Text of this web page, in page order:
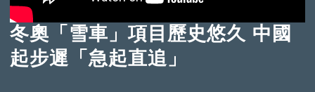
冬奧「雪車」項目歷史悠久 中國
起步遲「急起直追」